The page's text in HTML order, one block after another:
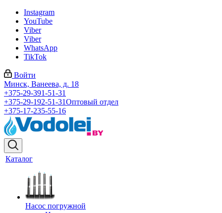
Instagram
YouTube
Viber
Viber
WhatsApp
TikTok
Войти
Минск, Ванеева, д. 18
+375-29-391-51-31
+375-29-192-51-31Оптовый отдел
+375-17-235-55-16
Каталог
Насос погружной